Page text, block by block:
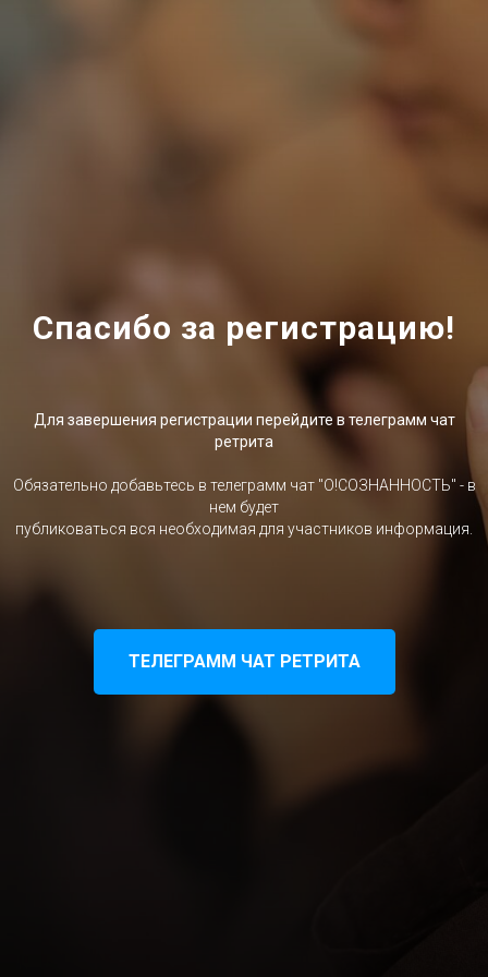
Спасибо за регистрацию!
Для завершения регистрации перейдите в телеграмм чат
ретрита
Обязательно добавьтесь в телеграмм чат "О!СОЗНАННОСТЬ" - в
нем будет
публиковаться вся необходимая для участников информация.
ТЕЛЕГРАММ ЧАТ РЕТРИТА